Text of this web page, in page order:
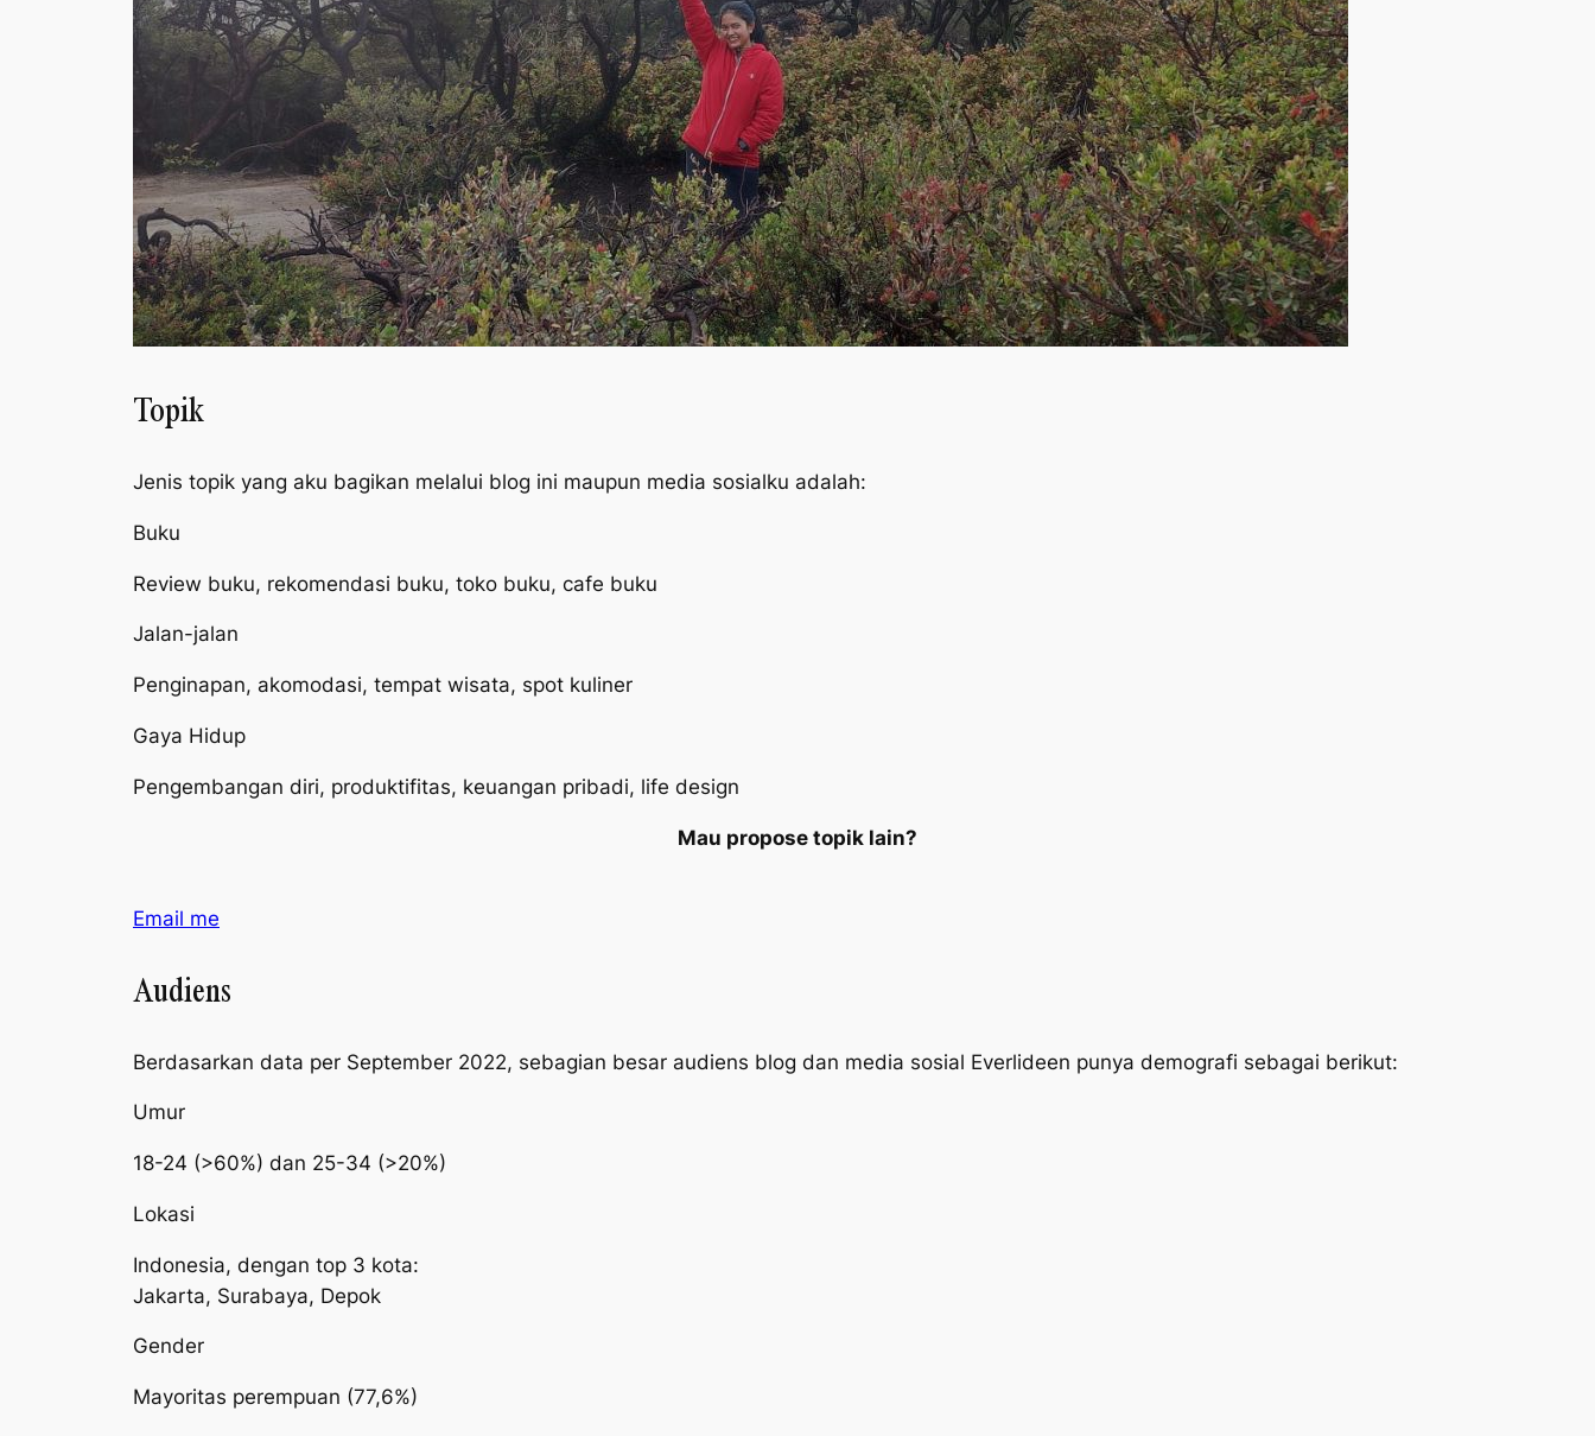
Topik
Jenis topik yang aku bagikan melalui blog ini maupun media sosialku adalah:
Buku
Review buku, rekomendasi buku, toko buku, cafe buku
Jalan-jalan
Penginapan, akomodasi, tempat wisata, spot kuliner
Gaya Hidup
Pengembangan diri, produktifitas, keuangan pribadi, life design
Mau propose topik lain?
Email me
Audiens
Berdasarkan data per September 2022, sebagian besar audiens blog dan media sosial Everlideen punya demografi sebagai berikut:
Umur
18-24 (>60%) dan 25-34 (>20%)
Lokasi
Indonesia, dengan top 3 kota:
Jakarta, Surabaya, Depok
Gender
Mayoritas perempuan (77,6%)